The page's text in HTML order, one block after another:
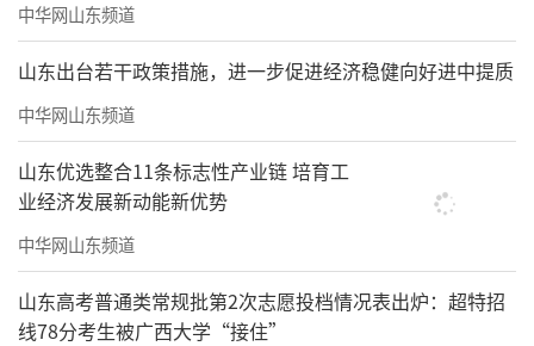
今年，是西藏自治区成立60周年
索朗旦增见证了智慧医疗
像一道温暖的光
中华网山东频道
山东出台若干政策措施，进一步促进经济稳健向好进中提质
中华网山东频道
山东优选整合11条标志性产业链 培育工
业经济发展新动能新优势
中华网山东频道
山东高考普通类常规批第2次志愿投档情况表出炉：超特招
线78分考生被广西大学“接住”